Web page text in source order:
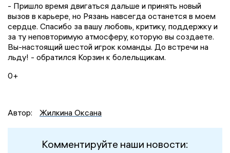
- Пришло время двигаться дальше и принять новый
вызов в карьере, но Рязань навсегда останется в моем
сердце. Спасибо за вашу любовь, критику, поддержку и
за ту неповторимую атмосферу, которую вы создаете.
Вы-настоящий шестой игрок команды. До встречи на
льду! - обратился Корзин к болельщикам.
0+
Автор: Жилкина Оксана
Комментируйте наши новости: